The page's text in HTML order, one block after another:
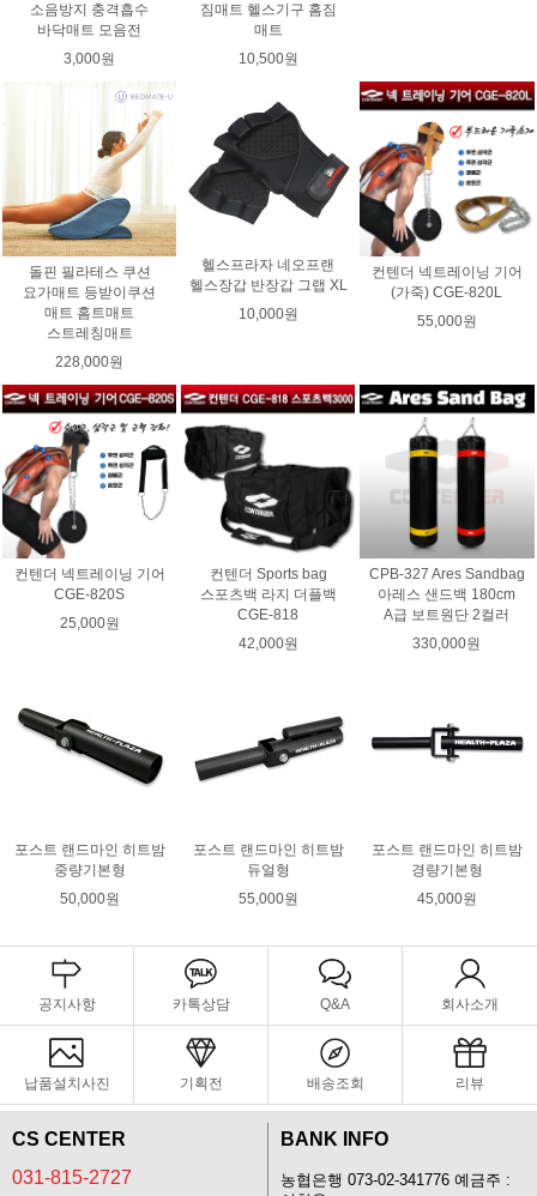
소음방지 충격흡수
바닥매트 모음전
3,000원
짐매트 헬스기구 홈짐
매트
10,500원
돌핀 필라테스 쿠션
요가매트 등받이쿠션
매트 홈트매트
스트레칭매트
228,000원
헬스프라자 네오프랜
헬스장갑 반장갑 그랩 XL
10,000원
컨텐더 넥트레이닝 기어
(가죽) CGE-820L
55,000원
컨텐더 넥트레이닝 기어
CGE-820S
25,000원
컨텐더 Sports bag
스포츠백 라지 더플백
CGE-818
42,000원
CPB-327 Ares Sandbag
아레스 샌드백 180cm
A급 보트원단 2컬러
330,000원
포스트 랜드마인 히트밤
중량기본형
50,000원
포스트 랜드마인 히트밤
듀얼형
55,000원
포스트 랜드마인 히트밤
경량기본형
45,000원
공지사항 카톡상담 Q&A 회사소개
납품설치사진 기획전 배송조회 리뷰
CS CENTER
031-815-2727
BANK INFO
농협은행 073-02-341776 예금주 :